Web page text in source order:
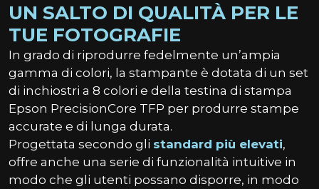
UN SALTO DI QUALITÀ PER LE
TUE FOTOGRAFIE
In grado di riprodurre fedelmente un’ampia
gamma di colori, la stampante è dotata di un set
di inchiostri a 8 colori e della testina di stampa
Epson PrecisionCore TFP per produrre stampe
accurate e di lunga durata.
Progettata secondo gli standard più elevati,
offre anche una serie di funzionalità intuitive in
modo che gli utenti possano disporre, in modo